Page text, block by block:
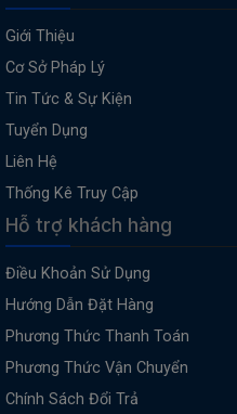
Giới Thiệu
Cơ Sở Pháp Lý
Tin Tức & Sự Kiện
Tuyển Dụng
Liên Hệ
Thống Kê Truy Cập
Hỗ trợ khách hàng
Điều Khoản Sử Dụng
Hướng Dẫn Đặt Hàng
Phương Thức Thanh Toán
Phương Thức Vận Chuyển
Chính Sách Đổi Trả